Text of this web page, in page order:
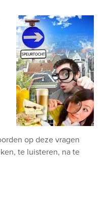
op deze vragen
te luisteren, na te